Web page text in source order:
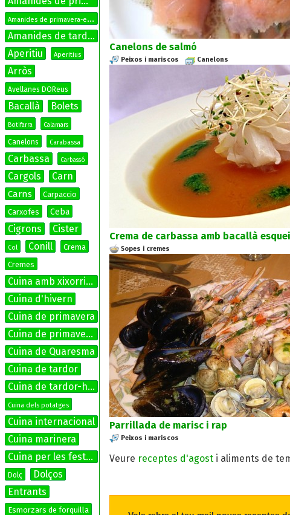
A
manides de primavera-estiu
Amanides de tardor
Aperitiu
Aperitius
Arròs
Avellanes DOReus
Bacallà Bolets
Botifarra Calamars
Canelons Carabassa
Carbassa Carbassó
Cargols Carn
Carns
Carpaccio
Carxofes
Ceba
Cigrons Cister
Col Conill
Crema
Cremes
Cuina amb xixorrites
Cuina d'hivern
Cuina de primavera
Cuina de primavera-estiu
Cuina de Quaresma
Cuina de tardor
Cuina de tardor-hivern
Cuina dels potatges
Cuina internacional
Cuina marinera
Cuina per les festes
Dolç
Dolços
Entrants
Esmorzars de forquilla
Canelons de salmó
Peixos i mariscos Canelons
Crema de carbassa amb bacallà
Sopes i cremes
Parrillada de marisc i rap
Peixos i mariscos
Veure receptes d'agost i aliments de